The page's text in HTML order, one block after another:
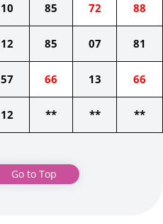
10 85 72 88
12 85 07 81
57 66 13 66
12 ** ** **
Go to Top